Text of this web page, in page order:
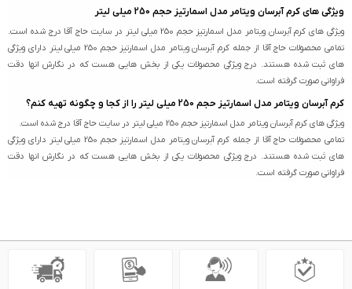
ویژگی های کرم آبرسان ویتامر مدل اسمارتیز حجم 250 میلی لیتر
ویژگی های کرم آبرسان ویتامر مدل اسمارتیز حجم 250 میلی لیتر در سایت حاج آقا درج شده است.
تمامی محصولات حاج آقا از جمله کرم آبرسان ویتامر مدل اسمارتیز حجم 250 میلی لیتر دارای ویژگی
های ثبت شده هستند. درج ویژگی محصولات یکی از بخش هایی هست که در نگارش انها دقت
فراوانی صورت گرفته است.
کرم آبرسان ویتامر مدل اسمارتیز حجم 250 میلی لیتر را از کجا و چگونه تهیه کنم؟
ویژگی های کرم آبرسان ویتامر مدل اسمارتیز حجم 250 میلی لیتر در سایت حاج آقا درج شده است.
تمامی محصولات حاج آقا از جمله کرم آبرسان ویتامر مدل اسمارتیز حجم 250 میلی لیتر دارای ویژگی
های ثبت شده هستند. درج ویژگی محصولات یکی از بخش هایی هست که در نگارش انها دقت
فراوانی صورت گرفته است.